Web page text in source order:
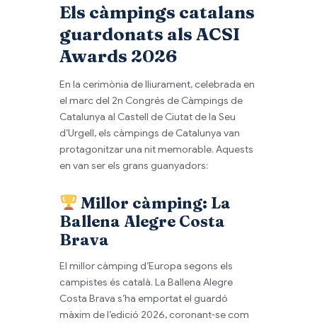
Els càmpings catalans
guardonats als ACSI
Awards 2026
En la cerimònia de lliurament, celebrada en
el marc del 2n Congrés de Càmpings de
Catalunya al Castell de Ciutat de la Seu
d’Urgell, els càmpings de Catalunya van
protagonitzar una nit memorable. Aquests
en van ser els grans guanyadors:
Millor càmping: La
Ballena Alegre Costa
Brava
El millor càmping d’Europa segons els
campistes és català. La Ballena Alegre
Costa Brava s’ha emportat el guardó
màxim de l’edició 2026, coronant-se com